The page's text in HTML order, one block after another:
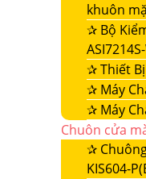
khuôn
✰ Bộ
✰Thiết
✰ Máy
✰ Máy
Chuôn cửa
✰
KIS604-